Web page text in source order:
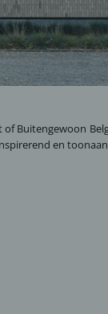
Buitengewoon
en